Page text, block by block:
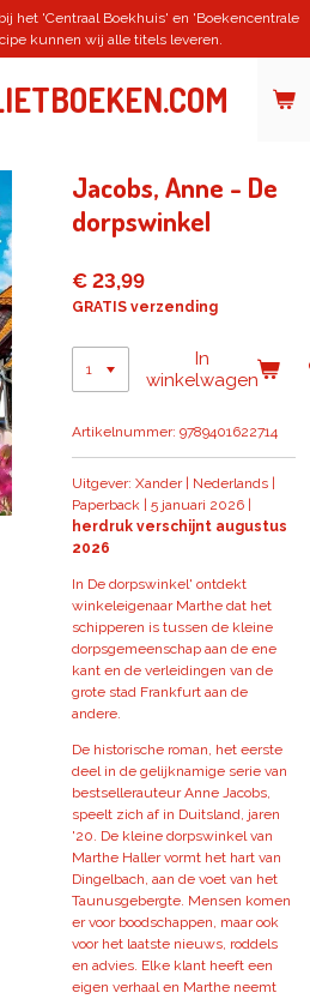
het 'Centraal Boekhuis' en 'Boekencentrale
kunnen wij alle titels leveren.
Jacobs, Anne - De
dorpswinkel
€ 23,99
GRATIS verzending
In
winkelwagen
Artikelnummer: 9789401622714
Uitgever: Xander | Nederlands |
Paperback | 5 januari 2026 |
herdruk verschijnt augustus
2026
In De dorpswinkel' ontdekt
winkeleigenaar Marthe dat het
schipperen is tussen de kleine
dorpsgemeenschap aan de ene
kant en de verleidingen van de
grote stad Frankfurt aan de
andere.
De historische roman, het eerste
deel in de gelijknamige serie van
bestsellerauteur Anne Jacobs,
speelt zich af in Duitsland, jaren
'20. De kleine dorpswinkel van
Marthe Haller vormt het hart van
Dingelbach, aan de voet van het
Taunusgebergte. Mensen komen
er voor boodschappen, maar ook
voor het laatste nieuws, roddels
en advies. Elke klant heeft een
eigen verhaal en Marthe neemt